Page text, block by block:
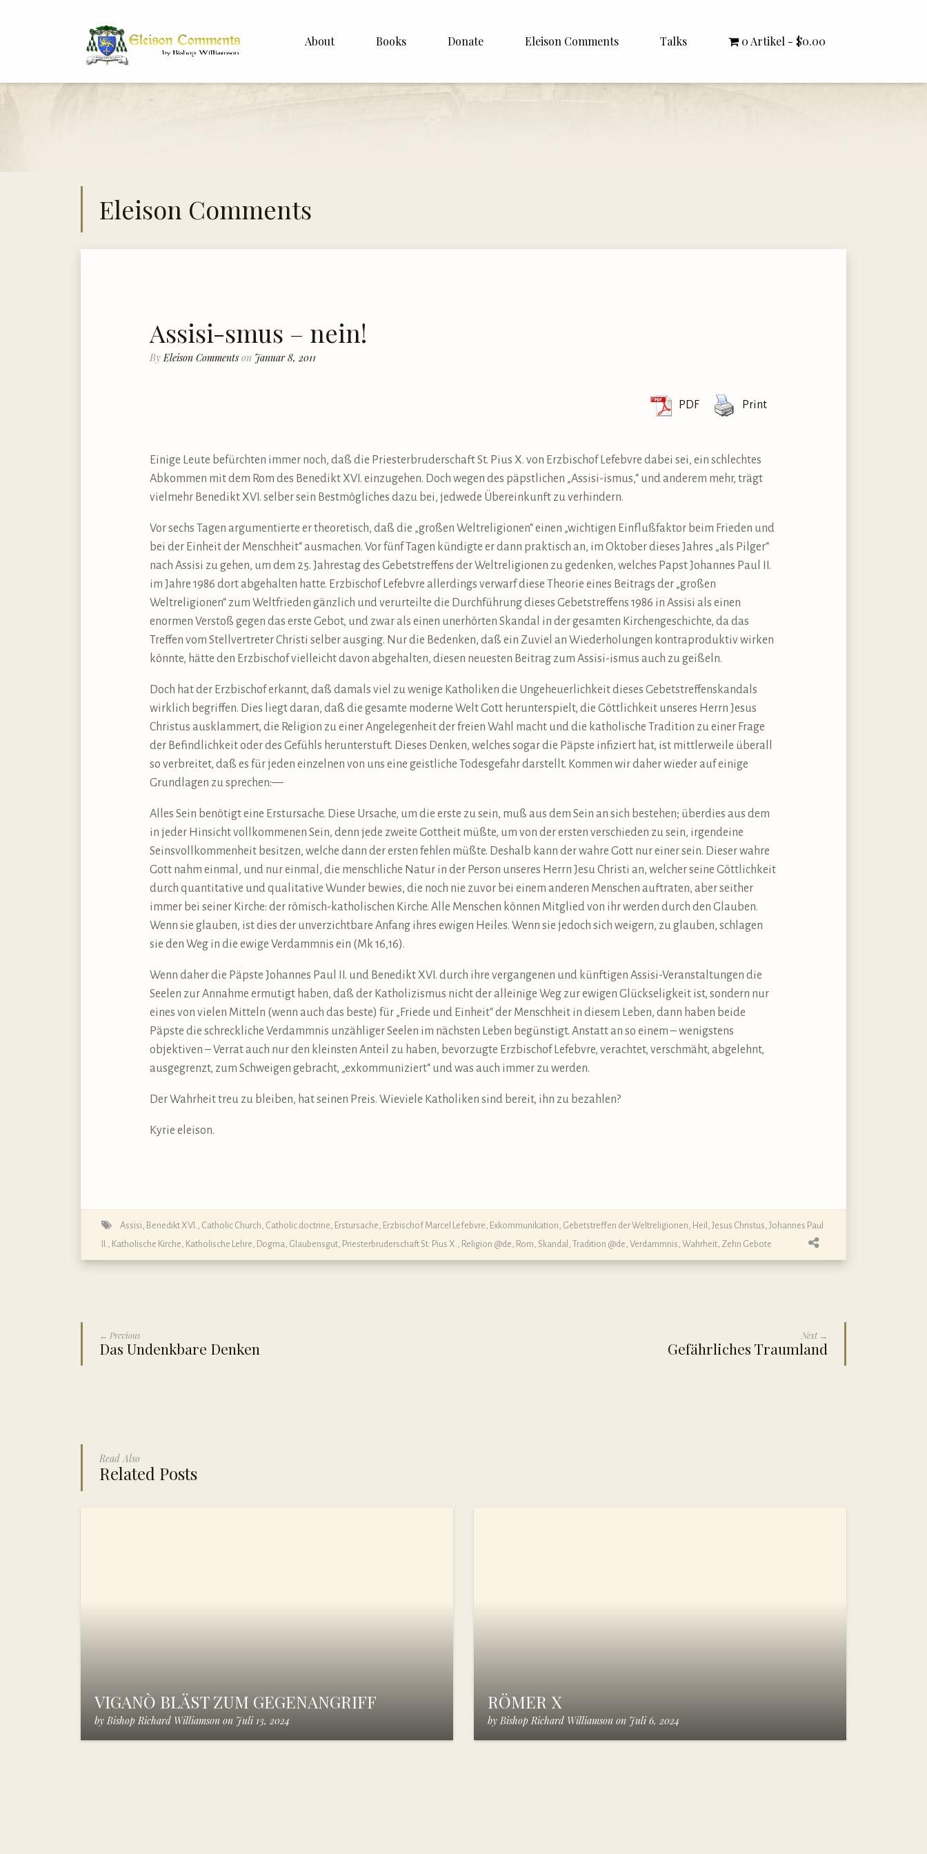
About Books Donate Eleison Comments
Italiano
Talks
Rector Letters
0 Artikel $0.00
Eleison Comments
Assisi-smus – nein!
By Eleison Comments on Januar 8, 2011
PDF Print
Einige Leute befürchten immer noch, daß die Priesterbruderschaft St. Pius X. von Erzbischof Lefebvre dabei sei, ein schlechtes
Abkommen mit dem Rom des Benedikt XVI. einzugehen. Doch wegen des päpstlichen „Assisi-ismus,“ und anderem mehr, trägt
vielmehr Benedikt XVI. selber sein Bestmögliches dazu bei, jedwede Übereinkunft zu verhindern.
Vor sechs Tagen argumentierte er theoretisch, daß die „großen Weltreligionen“ einen „wichtigen Einflußfaktor beim Frieden und
bei der Einheit der Menschheit“ ausmachen. Vor fünf Tagen kündigte er dann praktisch an, im Oktober dieses Jahres „als Pilger“
nach Assisi zu gehen, um dem 25. Jahrestag des Gebetstreffens der Weltreligionen zu gedenken, welches Papst Johannes Paul II.
im Jahre 1986 dort abgehalten hatte. Erzbischof Lefebvre allerdings verwarf diese Theorie eines Beitrags der „großen
Weltreligionen“ zum Weltfrieden gänzlich und verurteilte die Durchführung dieses Gebetstreffens 1986 in Assisi als einen
enormen Verstoß gegen das erste Gebot, und zwar als einen unerhörten Skandal in der gesamten Kirchengeschichte, da das
Treffen vom Stellvertreter Christi selber ausging. Nur die Bedenken, daß ein Zuviel an Wiederholungen kontraproduktiv wirken
könnte, hätte den Erzbischof vielleicht davon abgehalten, diesen neuesten Beitrag zum Assisi-ismus auch zu geißeln.
Doch hat der Erzbischof erkannt, daß damals viel zu wenige Katholiken die Ungeheuerlichkeit dieses Gebetstreffenskandals
wirklich begriffen. Dies liegt daran, daß die gesamte moderne Welt Gott herunterspielt, die Göttlichkeit unseres Herrn Jesus
Christus ausklammert, die Religion zu einer Angelegenheit der freien Wahl macht und die katholische Tradition zu einer Frage
der Befindlichkeit oder des Gefühls herunterstuft. Dieses Denken, welches sogar die Päpste infiziert hat, ist mittlerweile überall
so verbreitet, daß es für jeden einzelnen von uns eine geistliche Todesgefahr darstellt. Kommen wir daher wieder auf einige
Grundlagen zu sprechen:—
Alles Sein benötigt eine Erstursache. Diese Ursache, um die erste zu sein, muß aus dem Sein an sich bestehen; überdies aus dem
in jeder Hinsicht vollkommenen Sein, denn jede zweite Gottheit müßte, um von der ersten verschieden zu sein, irgendeine
Seinsvollkommenheit besitzen, welche dann der ersten fehlen müßte. Deshalb kann der wahre Gott nur einer sein. Dieser wahre
Gott nahm einmal, und nur einmal, die menschliche Natur in der Person unseres Herrn Jesu Christi an, welcher seine Göttlichkeit
durch quantitative und qualitative Wunder bewies, die noch nie zuvor bei einem anderen Menschen auftraten, aber seither
immer bei seiner Kirche: der römisch-katholischen Kirche. Alle Menschen können Mitglied von ihr werden durch den Glauben.
Wenn sie glauben, ist dies der unverzichtbare Anfang ihres ewigen Heiles. Wenn sie jedoch sich weigern, zu glauben, schlagen
sie den Weg in die ewige Verdammnis ein (Mk 16,16).
Wenn daher die Päpste Johannes Paul II. und Benedikt XVI. durch ihre vergangenen und künftigen Assisi-Veranstaltungen die
Seelen zur Annahme ermutigt haben, daß der Katholizismus nicht der alleinige Weg zur ewigen Glückseligkeit ist, sondern nur
eines von vielen Mitteln (wenn auch das beste) für „Friede und Einheit“ der Menschheit in diesem Leben, dann haben beide
Päpste die schreckliche Verdammnis unzähliger Seelen im nächsten Leben begünstigt. Anstatt an so einem – wenigstens
objektiven – Verrat auch nur den kleinsten Anteil zu haben, bevorzugte Erzbischof Lefebvre, verachtet, verschmäht, abgelehnt,
ausgegrenzt, zum Schweigen gebracht, „exkommuniziert“ und was auch immer zu werden.
Der Wahrheit treu zu bleiben, hat seinen Preis. Wieviele Katholiken sind bereit, ihn zu bezahlen?
Kyrie eleison.
Assisi Benedikt XVI. Catholic Church Catholic doctrine Erstursache Erzbischof Marcel Lefebvre Exkommunikation Gebetstreffen der Weltreligionen Heil Jesus Christus Johannes Paul
II.
Katholische Kirche Katholische Lehre, Dogma, Glaubensgut Priesterbruderschaft St. Pius X. Religion @de Rom Skandal Tradition @de Verdammnis Wahrheit Zehn Gebote
← Previous
Das Undenkbare Denken
Next →
Gefährliches Traumland
Read Also
Related Posts
VIGANÒ BLÄST ZUM GEGENANGRIFF
by Bishop Richard Williamson on Juli 13, 2024
RÖMER X
by Bishop Richard Williamson on Juli 6, 2024